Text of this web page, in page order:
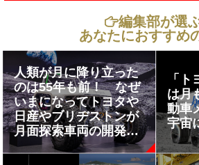
編集部が選
あなたにおすすめ
人類が月に降り立った
のは55年も前！ なぜ
いまになってトヨタや
日産やブリヂストンが
月面探索車両の開発を
行うのか？
「ト
は月
動車
宇宙